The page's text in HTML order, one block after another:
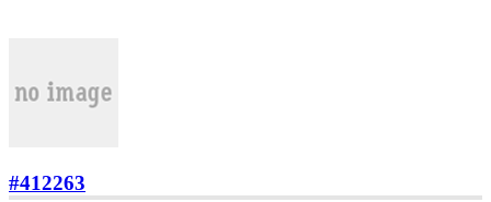
#412263